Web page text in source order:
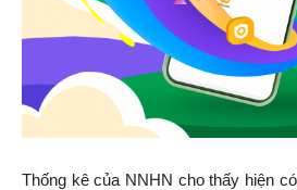
Thống kê của NNHN cho thấy hiện